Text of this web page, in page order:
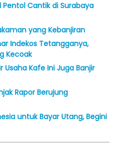
Pentol Cantik di Surabaya
yang Kebanjiran
Indekos Tetangganya,
Kecoak
Usaha Kafe Ini Juga Banjir
Rapor Berujung
untuk Bayar Utang, Begini